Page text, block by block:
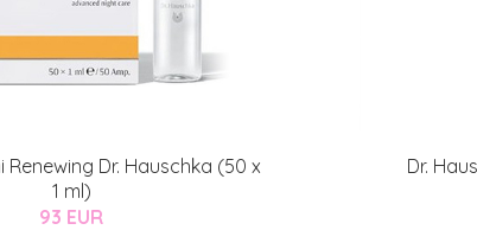
Renewing Dr. Hauschka (50 x
1 ml)
93 EUR
Dr.